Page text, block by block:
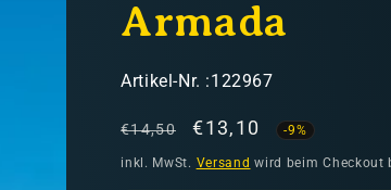
Armada
SKU:
Artikel-Nr. :122967
Normaler
Preis
€14,50 Verkaufspreis
€13,10 -9%
inkl. MwSt. Versand wird beim Checkout